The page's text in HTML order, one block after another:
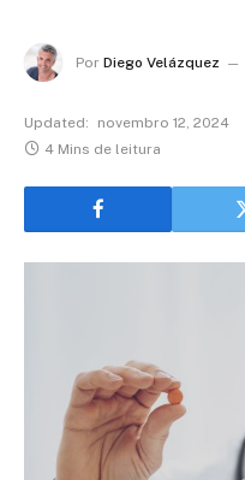
Por Diego Velázquez
Updated: novembro 12, 2024
4 Mins de leitura